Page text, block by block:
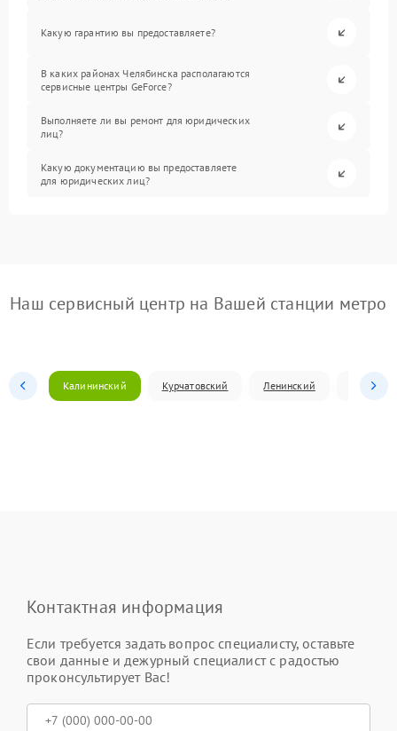
Какую гарантию вы предоставляете?
В каких районах Челябинска располагаются
сервисные центры GeForce?
Выполняете ли вы ремонт для юридических
лиц?
Какую документацию вы предоставляете
для юридических лиц?
Наш сервисный центр на Вашей станции метро
Калининский Курчатовский Ленинский
Контактная информация
Если требуется задать вопрос специалисту, оставьте
свои данные и дежурный специалист с радостью
проконсультирует Вас!